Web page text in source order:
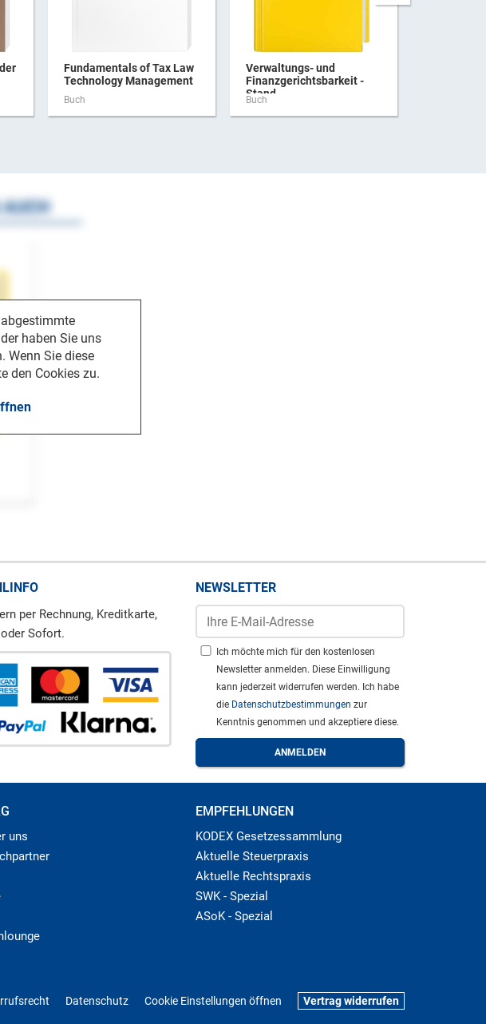
Fundamentals of Tax Law
Technology Management
Buch
Verwaltungs- und
Finanzgerichtsbarkeit -
Stand ...
Buch
haben Sie uns
Wenn Sie diese
den Cookies zu.
per Rechnung, Kreditkarte,
Sofort.
NEWSLETTER
Ich möchte mich für den kostenlosen
Newsletter anmelden. Diese Einwilligung
kann jederzeit widerrufen werden. Ich habe
die Datenschutzbestimmungen zur
Kenntnis genommen und akzeptiere diese.
uns
EMPFEHLUNGEN
KODEX Gesetzessammlung
Aktuelle Steuerpraxis
Aktuelle Rechtspraxis
SWK - Spezial
ASoK - Spezial
Datenschutz Cookie Einstellungen öffnen Vertrag widerrufen